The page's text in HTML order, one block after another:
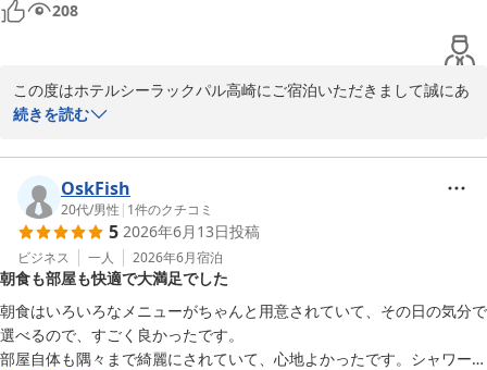
2026-07-14
208
この度はホテルシーラックパル高崎にご宿泊いただきまして誠にあ
りがとうございます。
お客様がご滞在を満喫して頂けている様子に、スタッフ一同大変嬉
しく感じております。
今後もお客様の目線で利用しやすいホテルになれますよう努めて参
りますので、ホテルシーラックパル高崎をよろしくお願い致しま
す。
またのお越しをお待ち致しております。
続きを読む
OskFish
20代/男性 | 1件のクチコミ
5 2026年6月13日投稿
ビジネス 一人 2026年6月宿泊
朝食も部屋も快適で大満足でした
朝食はいろいろなメニューがちゃんと用意されていて、その日の気分で
選べるので、すごく良かったです。
部屋自体も隅々まで綺麗にされていて、心地よかったです。シャワーも